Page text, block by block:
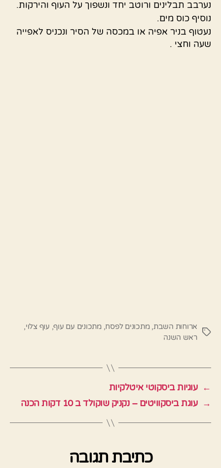
נערבב תבלינים ורוטב יחד ונשפוך על העוף והירקות.
נוסיף כוס מים.
נעטוף בניר אפיה או במכסה של הסיר ונכניס לאפייה
שעה וחצי .
תגיות
ארוחות השבת,מתכונים לפסח,מתכונים עם עוף, עוף צלוי,
ראש השנה
← עוגיות ביסקוטי איטלקיות
→ עוגת ביסקוויטים – נקניק שוקולד ב 10 דקות הכנה
כתיבת תגובה